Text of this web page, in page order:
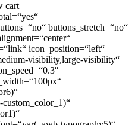
cart
buttons_stretch=“no“
icon_position=“left“
visibility,large-visibility“